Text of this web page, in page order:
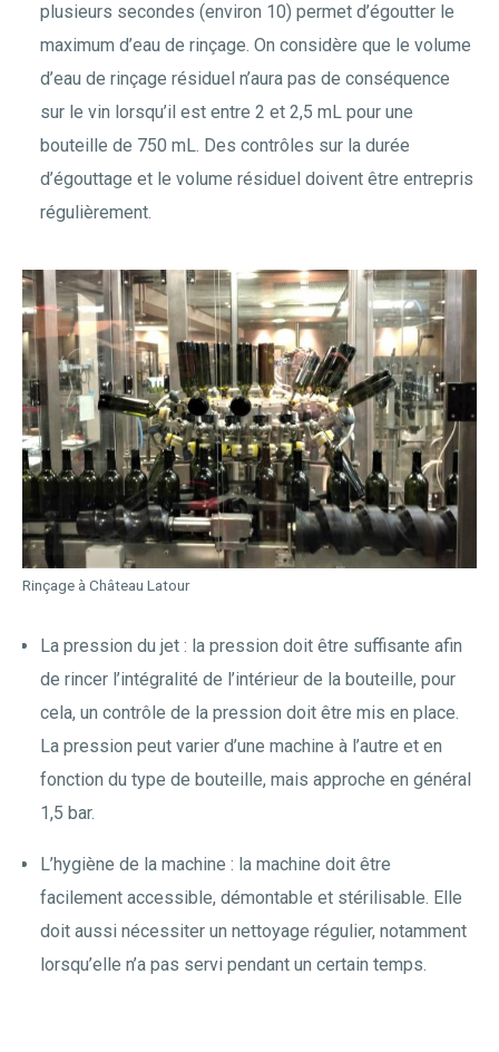
plusieurs secondes (environ 10) permet d’égoutter le
maximum d’eau de rinçage. On considère que le volume
d’eau de rinçage résiduel n’aura pas de conséquence
sur le vin lorsqu’il est entre 2 et 2,5 mL pour une
bouteille de 750 mL. Des contrôles sur la durée
d’égouttage et le volume résiduel doivent être entrepris
régulièrement.
La pression du jet : la pression doit être suffisante afin
de rincer l’intégralité de l’intérieur de la bouteille, pour
cela, un contrôle de la pression doit être mis en place.
La pression peut varier d’une machine à l’autre et en
fonction du type de bouteille, mais approche en général
1,5 bar.
L’hygiène de la machine : la machine doit être
facilement accessible, démontable et stérilisable. Elle
doit aussi nécessiter un nettoyage régulier, notamment
lorsqu’elle n’a pas servi pendant un certain temps.
Rinçage à Château Latour